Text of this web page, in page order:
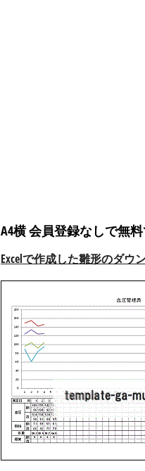
A4横 会員登録なしで無
Excelで作成した雛形のダウ